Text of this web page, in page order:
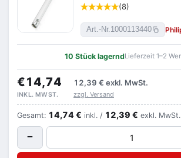
(8)
Art.-Nr.1000113440
10 Stück lagerndLieferzeit 1–2
€14,74 12,39 € exkl. MwSt.
INKL. MWST. zzgl. Versand
Gesamt: 14,74 € inkl. / 12,39 € exkl. MwSt.
−